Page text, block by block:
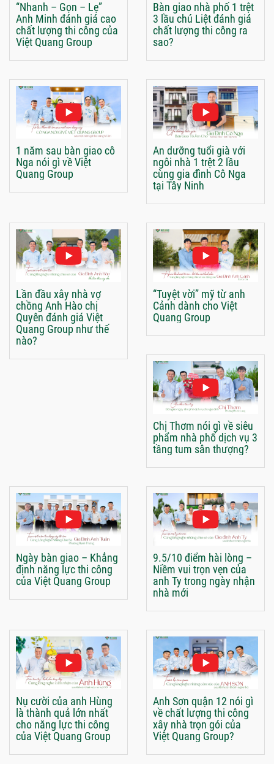
“Nhanh – Gọn – Lẹ”
Anh Minh đánh giá cao
chất lượng thi công của
Việt Quang Group
Bàn giao nhà phố 1 trệt
3 lầu chú Liệt đánh giá
chất lượng thi công ra
sao?
1 năm sau bàn giao cô
Nga nói gì về Việt
Quang Group
An dưỡng tuổi già với
ngôi nhà 1 trệt 2 lầu
cùng gia đình Cô Nga
tại Tây Ninh
Lần đầu xây nhà vợ
chồng Anh Hào chị
Quyên đánh giá Việt
Quang Group như thế
nào?
“Tuyệt vời” mỹ từ anh
Cảnh dành cho Việt
Quang Group
Chị Thơm nói gì về siêu
phẩm nhà phố dịch vụ 3
tầng tum sân thượng?
Ngày bàn giao – Khẳng
định năng lực thi công
của Việt Quang Group
9.5/10 điểm hài lòng –
Niềm vui trọn vẹn của
anh Ty trong ngày nhận
nhà mới
Nụ cười của anh Hùng
là thành quả lớn nhất
cho năng lực thi công
của Việt Quang Group
Anh Sơn quận 12 nói gì
về chất lượng thi công
xây nhà trọn gói của
Việt Quang Group?